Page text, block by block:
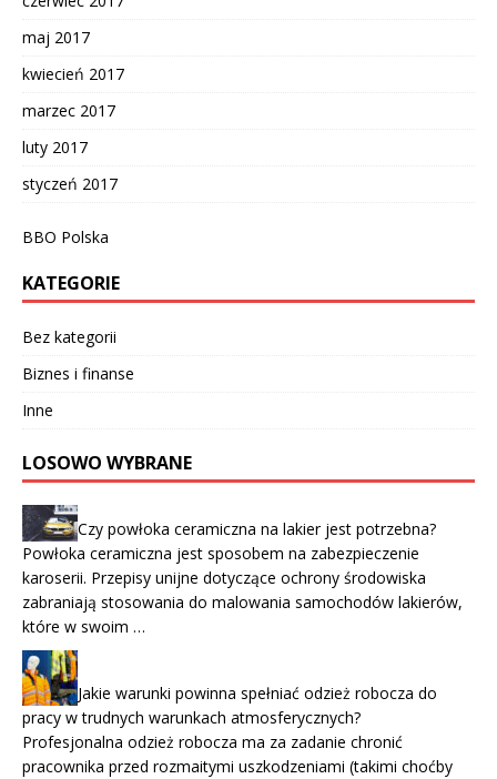
maj 2017
kwiecień 2017
marzec 2017
luty 2017
styczeń 2017
BBO Polska
KATEGORIE
Bez kategorii
Biznes i finanse
Inne
LOSOWO WYBRANE
Czy powłoka ceramiczna na lakier jest potrzebna?
Powłoka ceramiczna jest sposobem na zabezpieczenie
karoserii. Przepisy unijne dotyczące ochrony środowiska
zabraniają stosowania do malowania samochodów lakierów,
które w swoim …
Jakie warunki powinna spełniać odzież robocza do
pracy w trudnych warunkach atmosferycznych?
Profesjonalna odzież robocza ma za zadanie chronić
pracownika przed rozmaitymi uszkodzeniami (takimi choćby